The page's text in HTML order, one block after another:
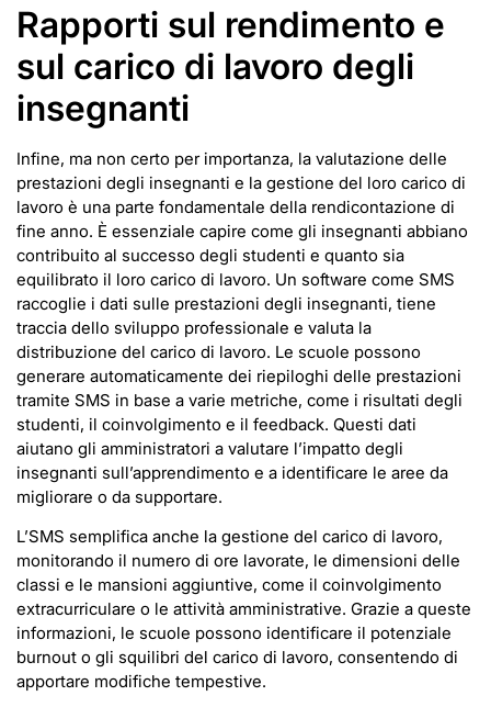
Rapporti sul rendimento e
sul carico di lavoro degli
insegnanti
Infine, ma non certo per importanza, la valutazione delle
prestazioni degli insegnanti e la gestione del loro carico di
lavoro è una parte fondamentale della rendicontazione di
fine anno. È essenziale capire come gli insegnanti abbiano
contribuito al successo degli studenti e quanto sia
equilibrato il loro carico di lavoro. Un software come SMS
raccoglie i dati sulle prestazioni degli insegnanti, tiene
traccia dello sviluppo professionale e valuta la
distribuzione del carico di lavoro. Le scuole possono
generare automaticamente dei riepiloghi delle prestazioni
tramite SMS in base a varie metriche, come i risultati degli
studenti, il coinvolgimento e il feedback. Questi dati
aiutano gli amministratori a valutare l’impatto degli
insegnanti sull’apprendimento e a identificare le aree da
migliorare o da supportare.
L’SMS semplifica anche la gestione del carico di lavoro,
monitorando il numero di ore lavorate, le dimensioni delle
classi e le mansioni aggiuntive, come il coinvolgimento
extracurriculare o le attività amministrative. Grazie a queste
informazioni, le scuole possono identificare il potenziale
burnout o gli squilibri del carico di lavoro, consentendo di
apportare modifiche tempestive.